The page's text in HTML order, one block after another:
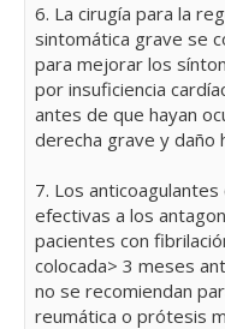
6. La cirugía para la
sintomática grave se
para mejorar los
por insuficiencia
antes de que hayan
derecha grave y daño
7. Los
efectivas a los
pacientes con
colocada> 3 meses
no se recomiendan
reumática o prótesis